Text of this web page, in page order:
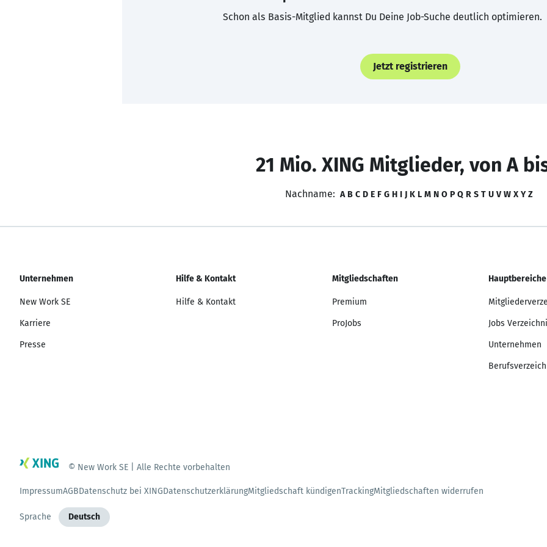
Schon als Basis-Mitglied kannst Du Deine Job-Suche deutlich optimieren.
Jetzt registrieren
21 Mio. XING Mitglieder, von A
Nachname: A B C D E F G H I J K L M N O P Q R S T U V W X Y Z
Unternehmen
New Work SE
Karriere
Presse
Hilfe & Kontakt
Hilfe & Kontakt
Mitgliedschaften
Premium
ProJobs
Hauptbereiche
Jobs
Unternehmen
© New Work SE | Alle Rechte vorbehalten
ImpressumAGBDatenschutz bei XINGDatenschutzerklärungMitgliedschaft kündigenTrackingMitgliedschaften widerrufen
Sprache Deutsch